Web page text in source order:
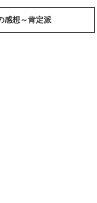
感想～肯定派